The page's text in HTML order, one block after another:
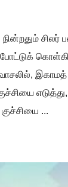
சிலர்
போட்டுக்
...